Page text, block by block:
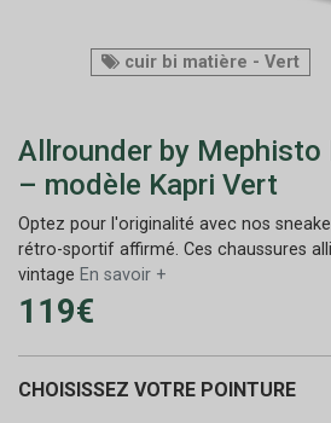
cuir bi matière - Vert
Allrounder by Mephisto
– modèle Kapri Vert
Optez pour l'originalité avec nos
rétro-sportif affirmé. Ces chaussures
vintage En savoir +
119€
CHOISISSEZ VOTRE POINTURE